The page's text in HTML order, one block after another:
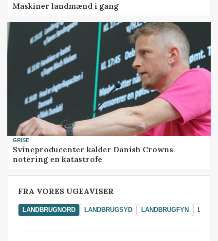
Maskiner landmænd i gang
GRISE
Svineproducenter kalder Danish Crowns
notering en katastrofe
FRA VORES UGEAVISER
LANDBRUGNORD LANDBRUGSYD LANDBRUGFYN